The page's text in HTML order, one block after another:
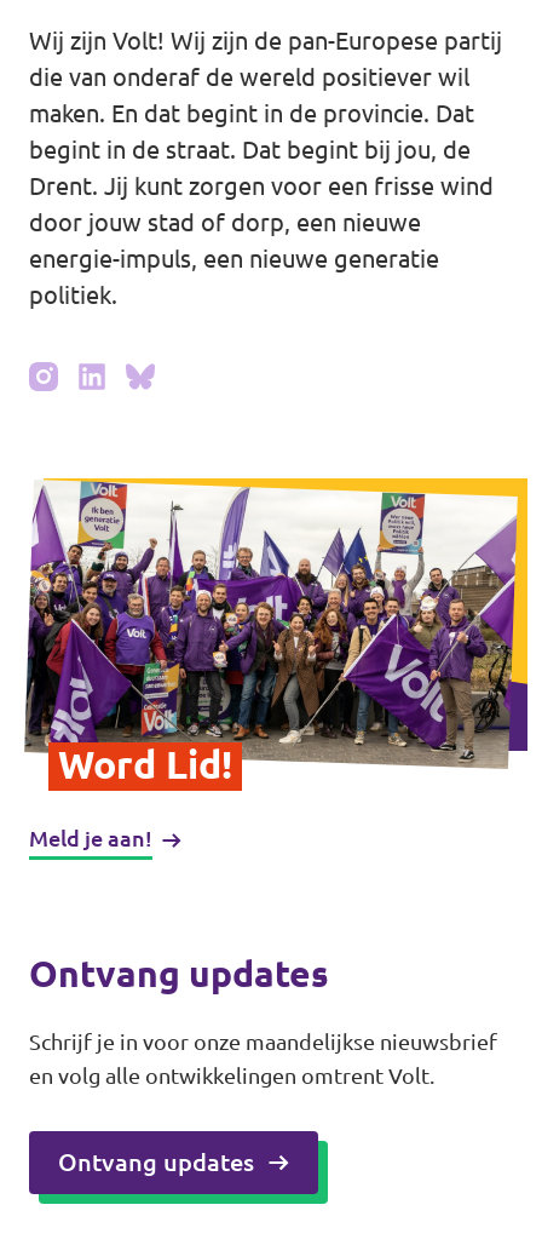
Agenda
Vacatures
Wij zijn Volt! Wij zijn de pan-Europese partij
die van onderaf de wereld positiever wil
maken. En dat begint in de provincie. Dat
begint in de straat. Dat begint bij jou, de
Drent. Jij kunt zorgen voor een frisse wind
door jouw stad of dorp, een nieuwe
energie-impuls, een nieuwe generatie
politiek.
Word Lid!
Meld je aan!
Ontvang updates
Schrijf je in voor onze maandelijkse nieuwsbrief
en volg alle ontwikkelingen omtrent Volt.
Ontvang updates